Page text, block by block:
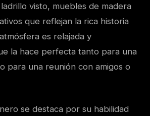
visto, muebles de madera
que reflejan la rica historia
es relajada y
la hace perfecta tanto para una
para una reunión con amigos o
se destaca por su habilidad